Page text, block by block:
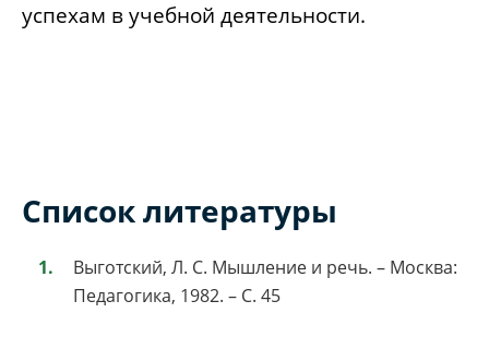
успехам в учебной деятельности.
Список литературы
Выготский, Л. С. Мышление и речь. – Москва:
Педагогика, 1982. – С. 45